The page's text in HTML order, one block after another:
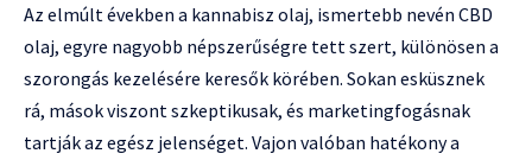
Az elmúlt években a kannabisz olaj, ismertebb nevén CBD
olaj, egyre nagyobb népszerűségre tett szert, különösen a
szorongás kezelésére keresők körében. Sokan esküsznek
rá, mások viszont szkeptikusak, és marketingfogásnak
tartják az egész jelenséget. Vajon valóban hatékony a